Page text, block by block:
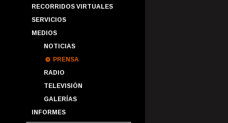
RECORRIDOS VIRTUALES
SERVICIOS
MEDIOS
NOTICIAS
PRENSA
RADIO
TELEVISIÓN
GALERÍAS
INFORMES